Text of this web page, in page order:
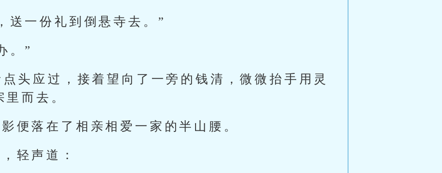
送一份礼到倒悬寺去。”
。”
头应过，接着望向了一旁的钱清，微微抬手用灵
而去。
便落在了相亲相爱一家的半山腰。
轻声道：